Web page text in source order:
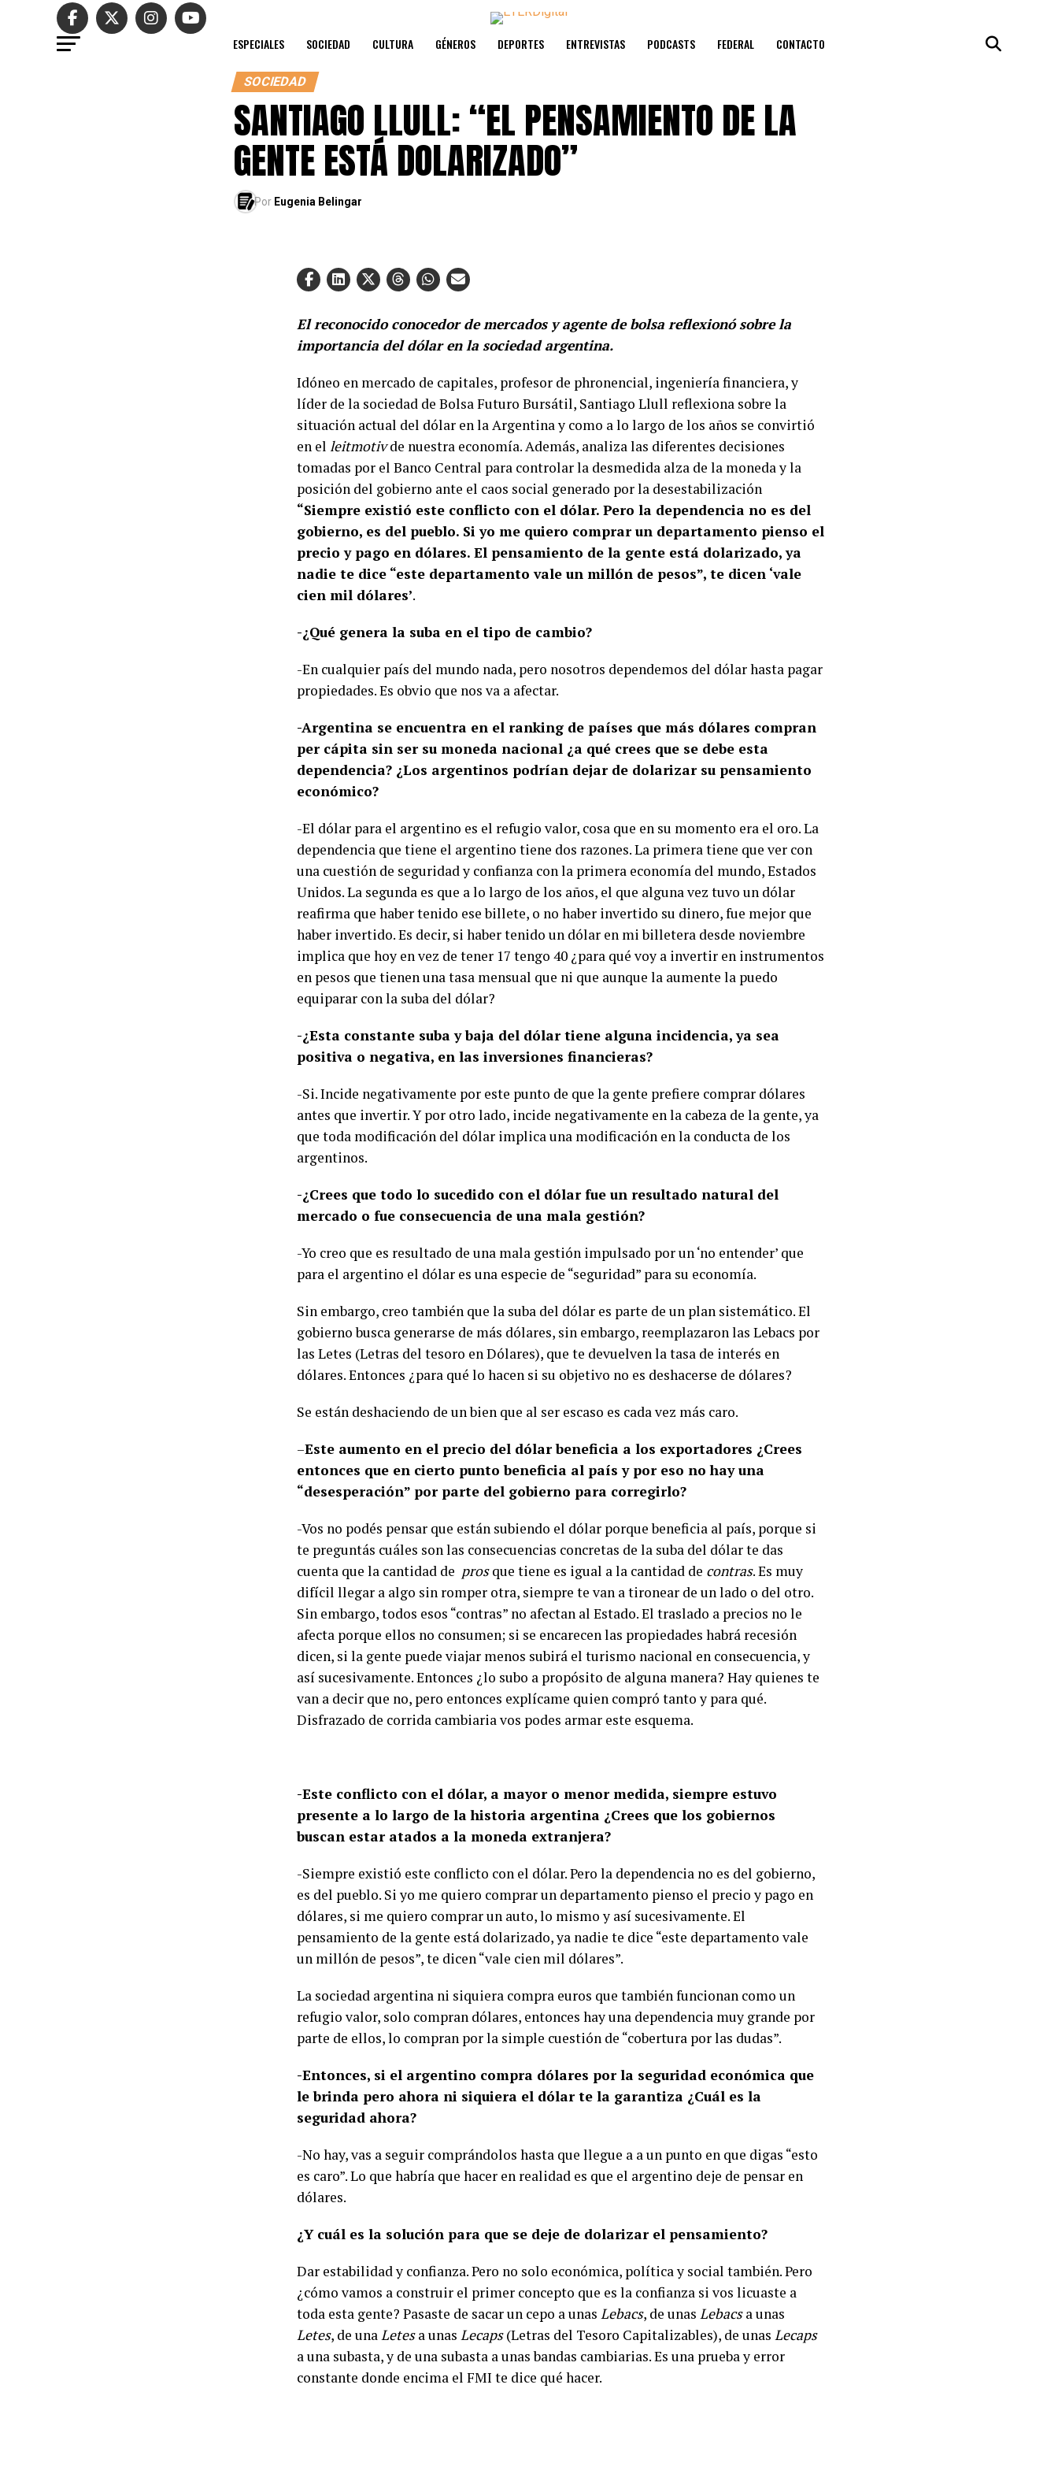
ESPECIALES SOCIEDAD CULTURA GÉNEROS DEPORTES ENTREVISTAS PODCASTS FEDERAL CONTACTO
SOCIEDAD
SANTIAGO LLULL: “EL PENSAMIENTO DE LA
GENTE ESTÁ DOLARIZADO”
Por Eugenia Belingar
El reconocido conocedor de mercados y agente de bolsa reflexionó sobre la
importancia del dólar en la sociedad argentina.
Idóneo en mercado de capitales, profesor de phronencial, ingeniería financiera, y
líder de la sociedad de Bolsa Futuro Bursátil, Santiago Llull reflexiona sobre la
situación actual del dólar en la Argentina y como a lo largo de los años se convirtió
en el leitmotivde nuestra economía. Además, analiza las diferentes decisiones
tomadas por el Banco Central para controlar la desmedida alza de la moneda y la
posición del gobierno ante el caos social generado por la desestabilización
“Siempre existió este conflicto con el dólar. Pero la dependencia no es del
gobierno, es del pueblo. Si yo me quiero comprar un departamento pienso el
precio y pago en dólares. El pensamiento de la gente está dolarizado, ya
nadie te dice “este departamento vale un millón de pesos”, te dicen ‘vale
cien mil dólares’.
-¿Qué genera la suba en el tipo de cambio?
-En cualquier país del mundo nada, pero nosotros dependemos del dólar hasta pagar
propiedades. Es obvio que nos va a afectar.
-Argentina se encuentra en el ranking de países que más dólares compran
per cápita sin ser su moneda nacional ¿a qué crees que se debe esta
dependencia? ¿Los argentinos podrían dejar de dolarizar su pensamiento
económico?
-El dólar para el argentino es el refugio valor, cosa que en su momento era el oro. La
dependencia que tiene el argentino tiene dos razones. La primera tiene que ver con
una cuestión de seguridad y confianza con la primera economía del mundo, Estados
Unidos. La segunda es que a lo largo de los años, el que alguna vez tuvo un dólar
reafirma que haber tenido ese billete, o no haber invertido su dinero, fue mejor que
haber invertido. Es decir, si haber tenido un dólar en mi billetera desde noviembre
implica que hoy en vez de tener 17 tengo 40 ¿para qué voy a invertir en instrumentos
en pesos que tienen una tasa mensual que ni que aunque la aumente la puedo
equiparar con la suba del dólar?
-¿Esta constante suba y baja del dólar tiene alguna incidencia, ya sea
positiva o negativa, en las inversiones financieras?
-Si. Incide negativamente por este punto de que la gente prefiere comprar dólares
antes que invertir. Y por otro lado, incide negativamente en la cabeza de la gente, ya
que toda modificación del dólar implica una modificación en la conducta de los
argentinos.
-¿Crees que todo lo sucedido con el dólar fue un resultado natural del
mercado o fue consecuencia de una mala gestión?
-Yo creo que es resultado de una mala gestión impulsado por un ‘no entender’ que
para el argentino el dólar es una especie de “seguridad” para su economía.
Sin embargo, creo también que la suba del dólar es parte de un plan sistemático. El
gobierno busca generarse de más dólares, sin embargo, reemplazaron las Lebacs por
las Letes (Letras del tesoro en Dólares), que te devuelven la tasa de interés en
dólares. Entonces ¿para qué lo hacen si su objetivo no es deshacerse de dólares?
Se están deshaciendo de un bien que al ser escaso es cada vez más caro.
–Este aumento en el precio del dólar beneficia a los exportadores ¿Crees
entonces que en cierto punto beneficia al país y por eso no hay una
“desesperación” por parte del gobierno para corregirlo?
-Vos no podés pensar que están subiendo el dólar porque beneficia al país, porque si
te preguntás cuáles son las consecuencias concretas de la suba del dólar te das
cuenta que la cantidad de prosque tiene es igual a la cantidad de contras. Es muy
difícil llegar a algo sin romper otra, siempre te van a tironear de un lado o del otro.
Sin embargo, todos esos “contras” no afectan al Estado. El traslado a precios no le
afecta porque ellos no consumen; si se encarecen las propiedades habrá recesión
dicen, si la gente puede viajar menos subirá el turismo nacional en consecuencia, y
así sucesivamente. Entonces ¿lo subo a propósito de alguna manera? Hay quienes te
van a decir que no, pero entonces explícame quien compró tanto y para qué.
Disfrazado de corrida cambiaria vos podes armar este esquema.
-Este conflicto con el dólar, a mayor o menor medida, siempre estuvo
presente a lo largo de la historia argentina ¿Crees que los gobiernos
buscan estar atados a la moneda extranjera?
-Siempre existió este conflicto con el dólar. Pero la dependencia no es del gobierno,
es del pueblo. Si yo me quiero comprar un departamento pienso el precio y pago en
dólares, si me quiero comprar un auto, lo mismo y así sucesivamente. El
pensamiento de la gente está dolarizado, ya nadie te dice “este departamento vale
un millón de pesos”, te dicen “vale cien mil dólares”.
La sociedad argentina ni siquiera compra euros que también funcionan como un
refugio valor, solo compran dólares, entonces hay una dependencia muy grande por
parte de ellos, lo compran por la simple cuestión de “cobertura por las dudas”.
-Entonces, si el argentino compra dólares por la seguridad económica que
le brinda pero ahora ni siquiera el dólar te la garantiza ¿Cuál es la
seguridad ahora?
-No hay, vas a seguir comprándolos hasta que llegue a a un punto en que digas “esto
es caro”. Lo que habría que hacer en realidad es que el argentino deje de pensar en
dólares.
¿Y cuál es la solución para que se deje de dolarizar el pensamiento?
Dar estabilidad y confianza. Pero no solo económica, política y social también. Pero
¿cómo vamos a construir el primer concepto que es la confianza si vos licuaste a
toda esta gente? Pasaste de sacar un cepo a unas Lebacs, de unas Lebacsa unas
Letes, de unaLetesa unas Lecaps(Letras del Tesoro Capitalizables), de unas Lecaps
a una subasta, y de una subasta a unas bandas cambiarias. Es una prueba y error
constante donde encima el FMI te dice qué hacer.